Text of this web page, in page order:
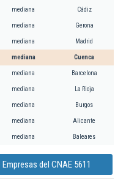
mediana Cádiz
mediana Gerona
mediana Madrid
mediana Cuenca
mediana Barcelona
mediana La Rioja
mediana Burgos
mediana Alicante
mediana Baleares
del CNAE 5611